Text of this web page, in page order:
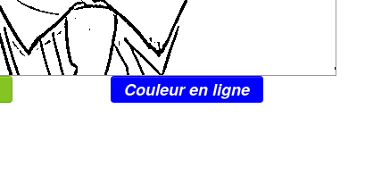
Couleur en ligne